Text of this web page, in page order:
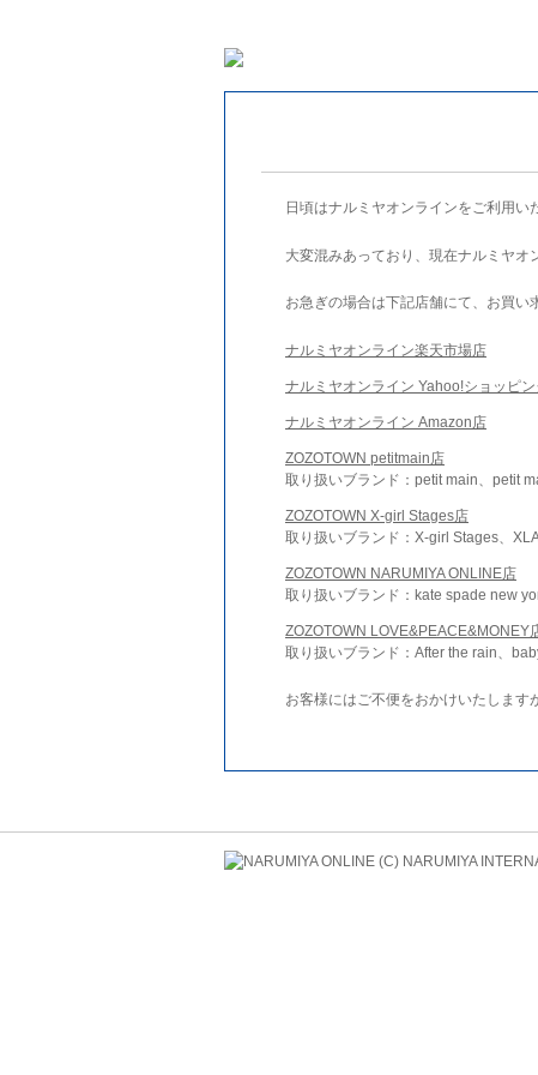
日頃はナルミヤオンラインをご利用い
大変混みあっており、現在ナルミヤオ
お急ぎの場合は下記店舗にて、お買い
ナルミヤオンライン楽天市場店
ナルミヤオンライン Yahoo!ショッピ
ナルミヤオンライン Amazon店
ZOZOTOWN petitmain店
取り扱いブランド：petit main、petit
ZOZOTOWN X-girl Stages店
取り扱いブランド：X-girl Stages、
ZOZOTOWN NARUMIYA ONLINE店
取り扱いブランド：kate spade new
ZOZOTOWN LOVE&PEACE&MONEY
取り扱いブランド：After the rain、
お客様にはご不便をおかけいたします